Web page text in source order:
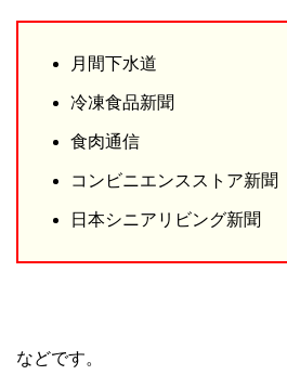
月間下水道
冷凍食品新聞
食肉通信
コンビニエンスストア新聞
日本シニアリビング新聞
などです。